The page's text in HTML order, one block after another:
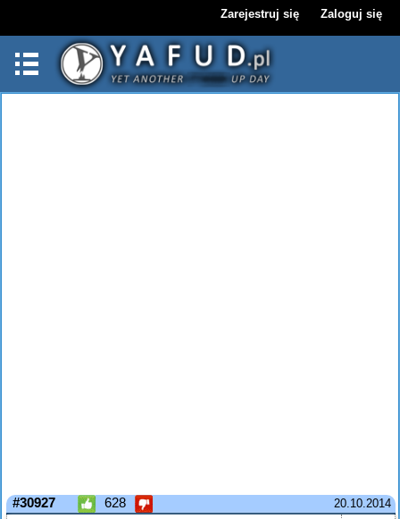
Zarejestruj się Zaloguj się
20.10.2014
#30927 628